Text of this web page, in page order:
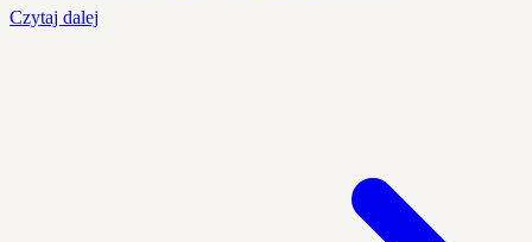
Czytaj dalej